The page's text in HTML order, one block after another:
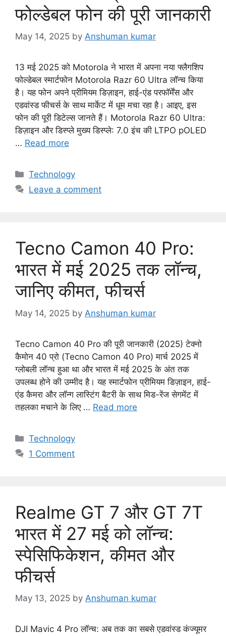
s
फोल्डेबल फोन की पूरी जानकारी
May 14, 2025 by Anshuman kumar
13 मई 2025 को Motorola ने भारत में अपना नया फ्लैगशिप
फोल्डेबल स्मार्टफोन Motorola Razr 60 Ultra लॉन्च किया
है। यह फोन अपने प्रीमियम डिज़ाइन, हाई-एंड परफॉर्मेंस और
एडवांस्ड फीचर्स के साथ मार्केट में धूम मचा रहा है। आइए, इस
फोन की पूरी डिटेल्स जानते हैं। Motorola Razr 60 Ultra:
डिज़ाइन और डिस्प्ले मुख्य डिस्प्ले: 7.0 इंच की LTPO pOLED
… Read more
C
a
r
e
s
Technology
Leave a comment
Tecno Camon 40 Pro:
भारत में मई 2025 तक लॉन्च,
जानिए कीमत, फीचर्स
May 14, 2025 by Anshuman kumar
Tecno Camon 40 Pro की पूरी जानकारी (2025) टेक्नो
कैमोन 40 प्रो (Tecno Camon 40 Pro) मार्च 2025 में
ग्लोबली लॉन्च हुआ था और भारत में मई 2025 के अंत तक
उपलब्ध होने की उम्मीद है। यह स्मार्टफोन प्रीमियम डिज़ाइन, हाई-
एंड कैमरा और लॉन्ग लास्टिंग बैटरी के साथ मिड-रेंज सेगमेंट में
तहलका मचाने के लिए … Read more
C
a
r
e
s
Technology
1 Comment
Realme GT 7 और GT 7T
भारत में 27 मई को लॉन्च:
स्पेसिफिकेशन, कीमत और
फीचर्स
May 13, 2025 by Anshuman kumar
DJI Mavic 4 Pro लॉन्च: अब तक का सबसे एडवांस्ड कंज्यूमर